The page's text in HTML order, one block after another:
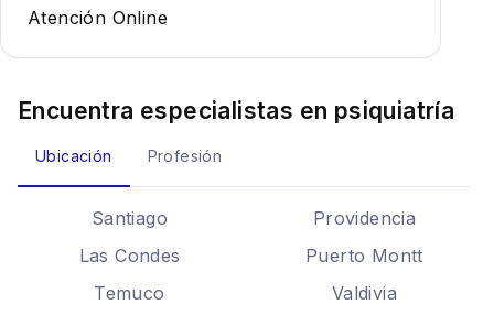
Atención Online
Encuentra especialistas en psiquiatría
Ubicación Profesión
Santiago
Providencia
Las Condes
Puerto Montt
Temuco
Valdivia